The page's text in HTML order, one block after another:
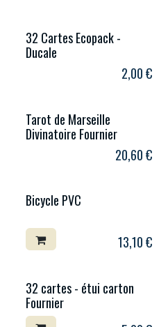
32 Cartes Ecopack -
Ducale
2,00€
Tarot de Marseille
Divinatoire Fournier
20,60€
Bicycle PVC
13,10€
32 cartes - étui carton
Fournier